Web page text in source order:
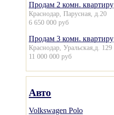
Продам 2 комн. квартиру
Краснодар, Парусная, д.20
6 650 000 руб
Продам 3 комн. квартиру
Краснодар, Уральская,д. 129
11 000 000 руб
Авто
Volkswagen Polo